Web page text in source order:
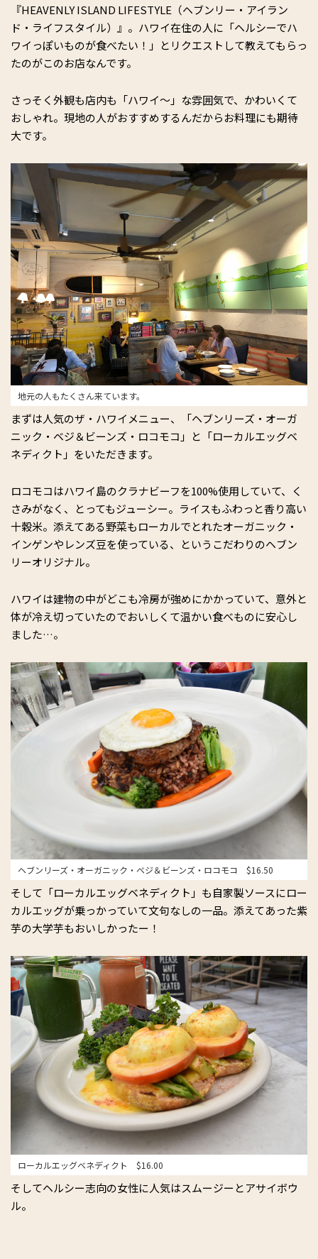
『HEAVENLY ISLAND LIFESTYLE（ヘブンリー・アイラン
ド・ライフスタイル）』。ハワイ在住の人に「ヘルシーでハ
ワイっぽいものが食べたい！」とリクエストして教えてもらっ
たのがこのお店なんです。
さっそく外観も店内も「ハワイ〜」な雰囲気で、かわいくて
おしゃれ。現地の人がおすすめするんだからお料理にも期待
大です。
地元の人もたくさん来ています。
まずは人気のザ・ハワイメニュー、「ヘブンリーズ・オーガ
ニック・ベジ＆ビーンズ・ロコモコ」と「ローカルエッグベ
ネディクト」をいただきます。
ロコモコはハワイ島のクラナビーフを100%使用していて、く
さみがなく、とってもジューシー。ライスもふわっと香り高い
十穀米。添えてある野菜もローカルでとれたオーガニック・
インゲンやレンズ豆を使っている、というこだわりのヘブン
リーオリジナル。
ハワイは建物の中がどこも冷房が強めにかかっていて、意外と
体が冷え切っていたのでおいしくて温かい食べものに安心し
ました…。
ヘブンリーズ・オーガニック・ベジ＆ビーンズ・ロコモコ $16.50
そして「ローカルエッグベネディクト」も自家製ソースにロー
カルエッグが乗っかっていて文句なしの一品。添えてあった紫
芋の大学芋もおいしかったー！
ローカルエッグベネディクト $16.00
そしてヘルシー志向の女性に人気はスムージーとアサイボウ
ル。